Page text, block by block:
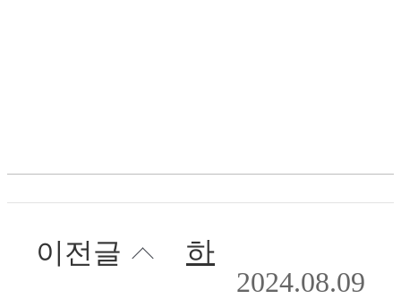
이전글
2024.08.09